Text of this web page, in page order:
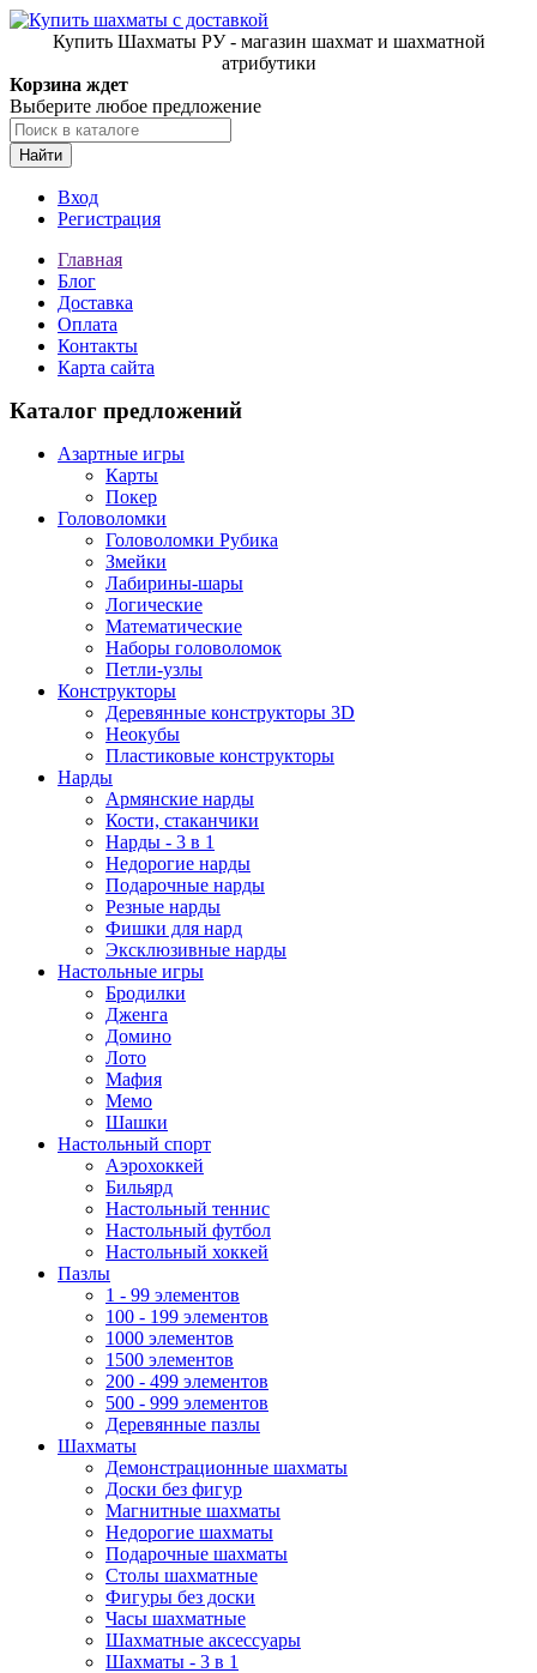
Купить Шахматы РУ - магазин шахмат и шахматной
атрибутики
Корзина ждет
Выберите любое предложение
Найти
Вход
Регистрация
Главная
Блог
Доставка
Оплата
Контакты
Карта сайта
Каталог предложений
Азартные игры
Карты
Покер
Головоломки
Головоломки Рубика
Змейки
Лабирины-шары
Логические
Математические
Наборы головоломок
Петли-узлы
Конструкторы
Деревянные конструкторы 3D
Неокубы
Пластиковые конструкторы
Нарды
Армянские нарды
Кости, стаканчики
Нарды - 3 в 1
Недорогие нарды
Подарочные нарды
Резные нарды
Фишки для нард
Эксклюзивные нарды
Настольные игры
Бродилки
Дженга
Домино
Лото
Мафия
Мемо
Шашки
Настольный спорт
Аэрохоккей
Бильярд
Настольный теннис
Настольный футбол
Настольный хоккей
Пазлы
1 - 99 элементов
100 - 199 элементов
1000 элементов
1500 элементов
200 - 499 элементов
500 - 999 элементов
Деревянные пазлы
Шахматы
Демонстрационные шахматы
Доски без фигур
Магнитные шахматы
Недорогие шахматы
Подарочные шахматы
Столы шахматные
Фигуры без доски
Часы шахматные
Шахматные аксессуары
Шахматы - 3 в 1